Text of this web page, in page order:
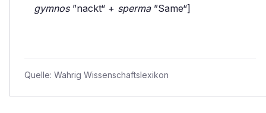
gymnos”nackt“ + sperma”Same“]
Quelle: Wahrig Wissenschaftslexikon